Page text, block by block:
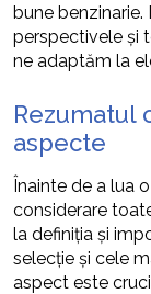
bune
perspectivele și
ne adaptăm la
Rezumatul
aspecte
Înainte de a lua
considerare
la definiția și
selecție și cele
aspect este